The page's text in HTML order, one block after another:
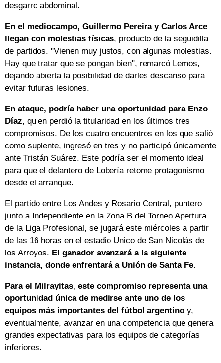
desgarro abdominal.
En el mediocampo, Guillermo Pereira y Carlos Arce
llegan con molestias físicas, producto de la seguidilla
de partidos. "Vienen muy justos, con algunas molestias.
Hay que tratar que se pongan bien", remarcó Lemos,
dejando abierta la posibilidad de darles descanso para
evitar futuras lesiones.
En ataque, podría haber una oportunidad para Enzo
Díaz, quien perdió la titularidad en los últimos tres
compromisos. De los cuatro encuentros en los que salió
como suplente, ingresó en tres y no participó únicamente
ante Tristán Suárez. Este podría ser el momento ideal
para que el delantero de Lobería retome protagonismo
desde el arranque.
El partido entre Los Andes y Rosario Central, puntero
junto a Independiente en la Zona B del Torneo Apertura
de la Liga Profesional, se jugará este miércoles a partir
de las 16 horas en el estadio Unico de San Nicolás de
los Arroyos. El ganador avanzará a la siguiente
instancia, donde enfrentará a Unión de Santa Fe.
Para el Milrayitas, este compromiso representa una
oportunidad única de medirse ante uno de los
equipos más importantes del fútbol argentino y,
eventualmente, avanzar en una competencia que genera
grandes expectativas para los equipos de categorías
inferiores.